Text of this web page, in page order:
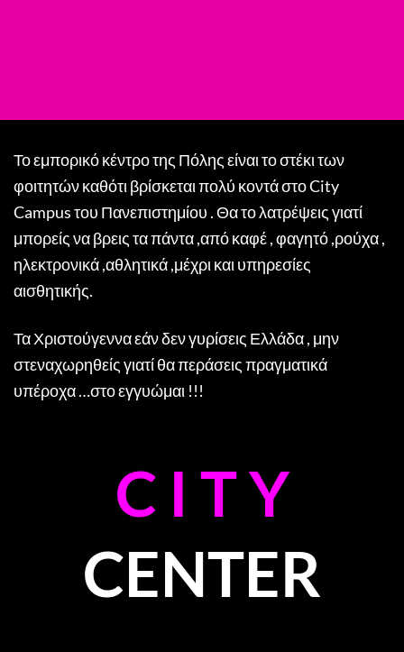
Το εμπορικό κέντρο της Πόλης είναι το στέκι των
φοιτητών καθότι βρίσκεται πολύ κοντά στο City
Campus του Πανεπιστημίου . Θα το λατρέψεις γιατί
μπορείς να βρεις τα πάντα ,από καφέ , φαγητό ,ρούχα ,
ηλεκτρονικά ,αθλητικά ,μέχρι και υπηρεσίες
αισθητικής.
Τα Χριστούγεννα εάν δεν γυρίσεις Ελλάδα , μην
στεναχωρηθείς γιατί θα περάσεις πραγματικά
υπέροχα …στο εγγυώμαι !!!
C I T Y
CENTER